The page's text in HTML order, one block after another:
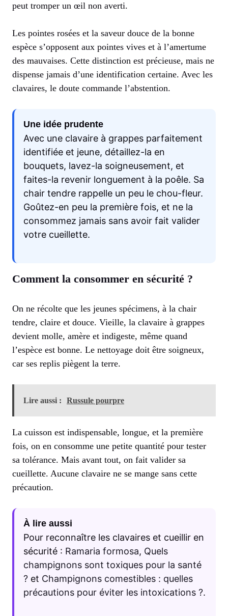
peut tromper un œil non averti.
Les pointes rosées et la saveur douce de la bonne
espèce s’opposent aux pointes vives et à l’amertume
des mauvaises. Cette distinction est précieuse, mais ne
dispense jamais d’une identification certaine. Avec les
clavaires, le doute commande l’abstention.
Une idée prudente
Avec une clavaire à grappes parfaitement
identifiée et jeune, détaillez-la en
bouquets, lavez-la soigneusement, et
faites-la revenir longuement à la poêle. Sa
chair tendre rappelle un peu le chou-fleur.
Goûtez-en peu la première fois, et ne la
consommez jamais sans avoir fait valider
votre cueillette.
Comment la consommer en sécurité ?
On ne récolte que les jeunes spécimens, à la chair
tendre, claire et douce. Vieille, la clavaire à grappes
devient molle, amère et indigeste, même quand
l’espèce est bonne. Le nettoyage doit être soigneux,
car ses replis piègent la terre.
Lire aussi : Russule pourpre
La cuisson est indispensable, longue, et la première
fois, on en consomme une petite quantité pour tester
sa tolérance. Mais avant tout, on fait valider sa
cueillette. Aucune clavaire ne se mange sans cette
précaution.
À lire aussi
Pour reconnaître les clavaires et cueillir en
sécurité : Ramaria formosa, Quels
champignons sont toxiques pour la santé
? et Champignons comestibles : quelles
précautions pour éviter les intoxications ?.